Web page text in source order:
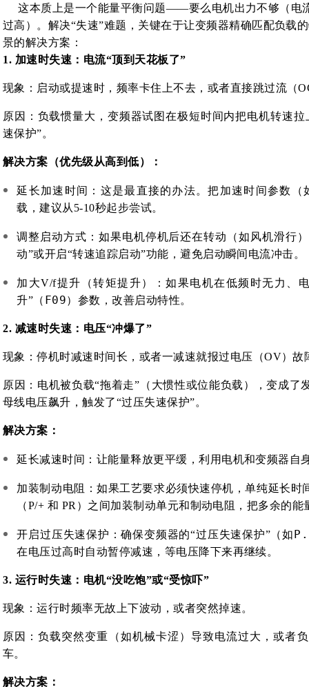
这本质上是一个能量平衡问题——要么电机出力不够（电
过高）。解决“失速”难题，关键在于让变频器精确匹配负载
景的解决方案：
1. 加速时失速：电流“顶到天花板了”
现象 ：启动或提速时，频率卡住上不去，或者直接跳过流（
原因
：负载惯量大，变频器试图在极短时间内把电机转速
速保护”。
解决方案（优先级从高到低） ：
延长加速时间 ：这是最直接的办法。把加速时间参数（
载，建议从5-10秒起步尝试。
调整启动方式 ：如果电机停机后还在转动（如风机滑行
动”或开启“转速追踪启动”功能，避免启动瞬间电流冲击。
加大V/f提升（转矩提升）
：如果电机在低频时无力、
升”（ F09）参数，改善启动特性。
2. 减速时失速：电压“冲爆了”
现象 ：停机时减速时间长，或者一减速就报过电压（OV）故
原因 ：电机被负载“拖着走”（大惯性或位能负载），变成
母线电压飙升，触发了“过压失速保护”。
解决方案 ：
延长减速时间 ：让能量释放更平缓，利用电机和变频器自
加装制动电阻
：如果工艺要求必须快速停机，单纯延长
（P/+ 和 PR）之间加装制动单元和制动电阻 ，把多余的
开启过压失速保护 ：确保变频器的“过压失速保护”（如
在电压过高时自动暂停减速，等电压降下来再继续。
3. 运行时失速：电机“没吃饱”或“受惊吓”
现象 ：运行时频率无故上下波动，或者突然掉速。
原因
：负载突然变重（如机械卡涩）导致电流过大，或者
车。
解决方案 ：